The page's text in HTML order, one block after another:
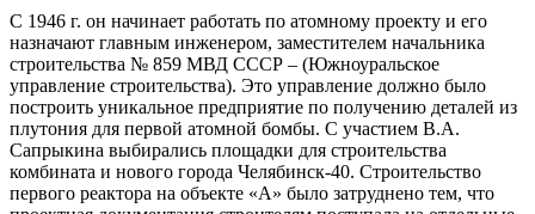
С 1946 г. он начинает работать по атомному проекту и его
назначают главным инженером, заместителем начальника
строительства № 859 МВД СССР – (Южноуральское
управление строительства). Это управление должно было
построить уникальное предприятие по получению деталей из
плутония для первой атомной бомбы. С участием В.А.
Сапрыкина выбирались площадки для строительства
комбината и нового города Челябинск-40. Строительство
первого реактора на объекте «А» было затруднено тем, что